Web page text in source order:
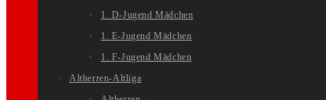
1. D-Jugend Mädchen
1. E-Jugend Mädchen
1. F-Jugend Mädchen
Altherren-Altliga